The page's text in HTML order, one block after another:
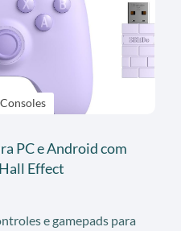
PC e Android com
Effect
e gamepads para